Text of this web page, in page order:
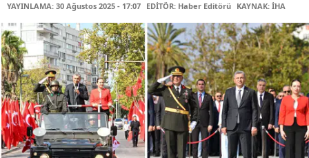
YAYINLAMA: 30 Ağustos 2025 - 17:07 EDİTÖR: Haber Editörü KAYNAK: İHA